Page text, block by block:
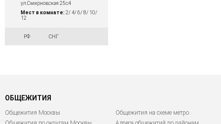
ул.Смирновская 25с4
Мест в комнате: 2/ 4/ 6/ 8/ 10/
12
РФ СНГ
ОБЩЕЖИТИЯ
Общежития Москвы
Общежития на схеме метро